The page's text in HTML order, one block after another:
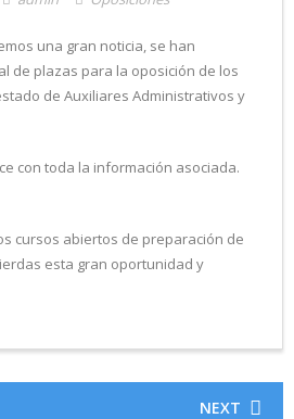
una gran noticia, se han
de plazas para la oposición de los
de Auxiliares Administrativos y
con toda la información asociada.
cursos abiertos de preparación de
esta gran oportunidad y
NEXT